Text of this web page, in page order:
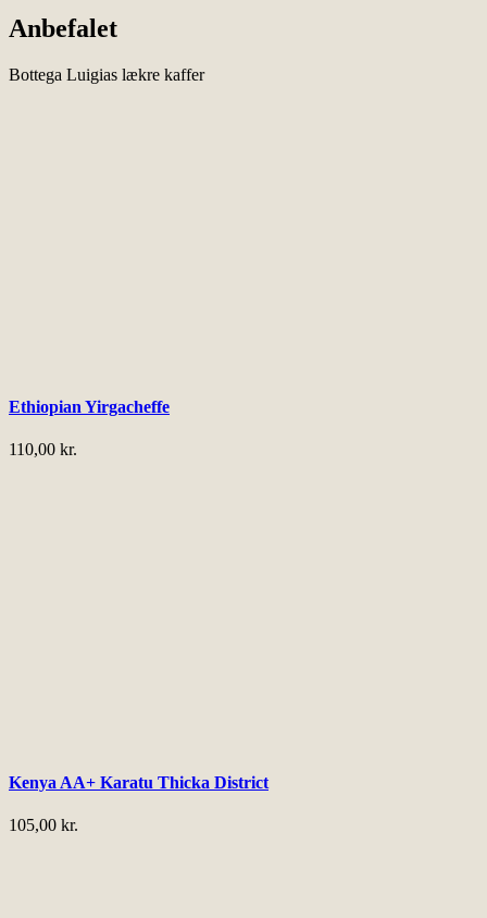
kan
Anbefalet
Bottega Luigias lækre kaffer
Ethiopian Yirgacheffe
110,00 kr.
Kenya AA+ Karatu Thicka District
105,00 kr.